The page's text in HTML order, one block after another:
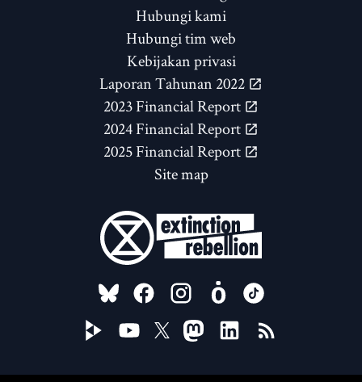
Hubungi kami
Hubungi tim web
Kebijakan privasi
Laporan Tahunan 2022
2023 Financial Report
2024 Financial Report
2025 Financial Report
Site map
FOLLOW US ON